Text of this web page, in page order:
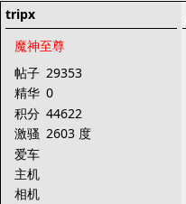
tripx
魔神至尊
帖子 29353
精华 0
积分 44622
激骚 2603 度
爱车
主机
相机